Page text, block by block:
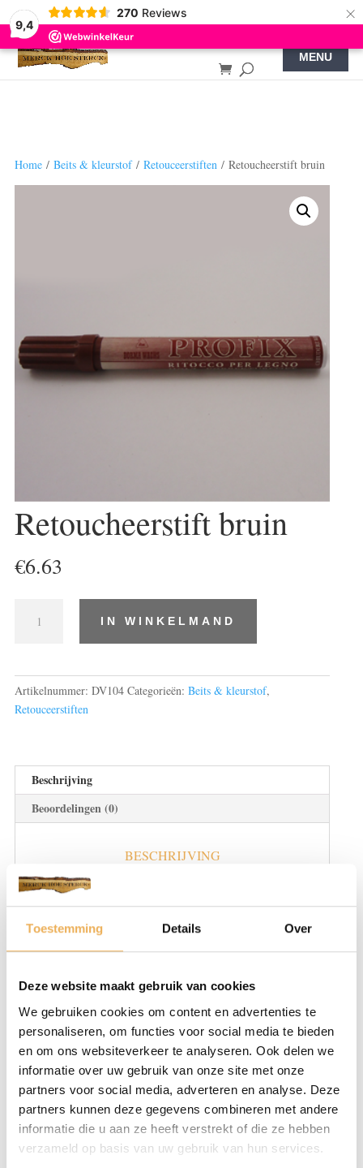
Toestemming Details Over
Deze website maakt gebruik van cookies
We gebruiken cookies om content en advertenties te
personaliseren, om functies voor social media te bieden
en om ons websiteverkeer te analyseren. Ook delen we
informatie over uw gebruik van onze site met onze
partners voor social media, adverteren en analyse. Deze
partners kunnen deze gegevens combineren met andere
informatie die u aan ze heeft verstrekt of die ze hebben
verzameld op basis van uw gebruik van hun services.
9,4
270 Reviews ×
Home/ Beits & kleurstof/ Retouceerstiften/ Retoucheerstift bruin
Retoucheerstift bruin
€6.63
IN WINKELMAND
Artikelnummer: DV104 Categorieën: Beits & kleurstof,
Retouceerstiften
Beschrijving
Beoordelingen (0)
BESCHRIJVING
Retoucheerstift bruin kunt u gebruiken voor
het nakleuren van houten oppervlakken.
Hoe te gebruiken
Verwijder vuil en stof van het oppervlak
voor een betere hechting en resultaat.
Gebruik de pen in een reeks stippen in de
lengterichting, waarbij u de houtnerf volgt.
Wacht een paar seconden en veeg
overtollige verf af met een zachte doek.
Eenmaal droog, kan elke verdere